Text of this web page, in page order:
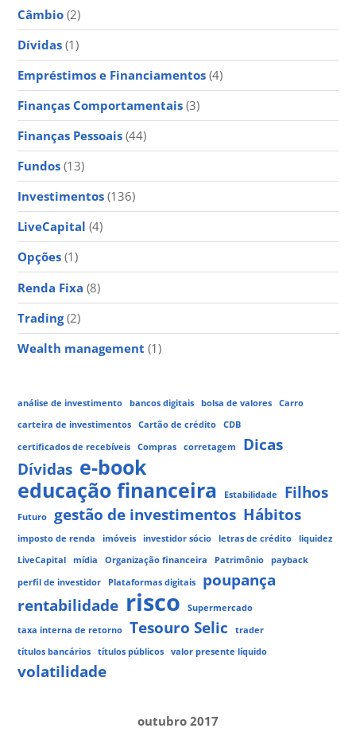
Câmbio (2)
Dívidas (1)
Empréstimos e Financiamentos (4)
Finanças Comportamentais (3)
Finanças Pessoais (44)
Fundos (13)
Investimentos (136)
LiveCapital (4)
Opções (1)
Renda Fixa (8)
Trading(2)
Wealth management (1)
análise de investimento bancos digitais bolsa de valores
Carro
carteira de investimentos
Cartão de crédito
CDB
certificados de recebíveis
Compras corretagem
Dicas
Dívidas e-book
educação financeira
Estabilidade Filhos
Futuro gestão de investimentos Hábitos
imposto de renda imóveis investidor sócio letras de crédito
liquidez
LiveCapital
mídia Organização financeira Patrimônio
payback
perfil de investidor
Plataformas digitais
poupança
rentabilidade risco
Supermercado
taxa interna de retorno
Tesouro Selic
trader
títulos bancários
títulos públicos valor presente líquido
volatilidade
outubro 2017